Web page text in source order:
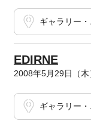
ギャラリー
EDIRNE
2008年5月29日（木
ギャラリー